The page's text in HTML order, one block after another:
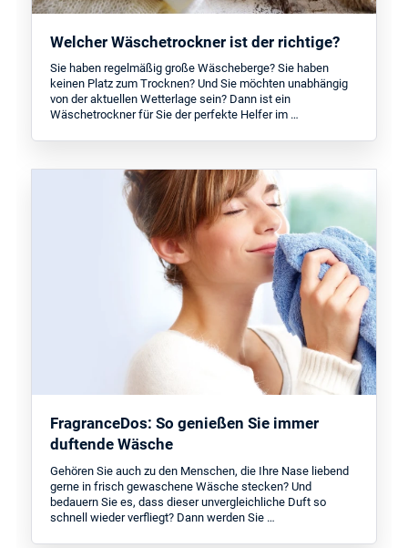
Welcher Wäschetrockner ist der richtige?
Sie haben regelmäßig große Wäscheberge? Sie haben
keinen Platz zum Trocknen? Und Sie möchten unabhängig
von der aktuellen Wetterlage sein? Dann ist ein
Wäschetrockner für Sie der perfekte Helfer im …
FragranceDos: So genießen Sie immer
duftende Wäsche
Gehören Sie auch zu den Menschen, die Ihre Nase liebend
gerne in frisch gewaschene Wäsche stecken? Und
bedauern Sie es, dass dieser unvergleichliche Duft so
schnell wieder verfliegt? Dann werden Sie …